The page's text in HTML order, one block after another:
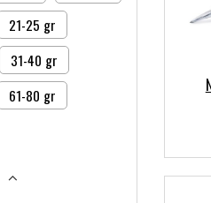
21-25 gr
31-40 gr
61-80 gr